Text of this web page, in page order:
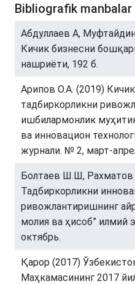
Bibliografik manbalar
Абдуллаев А,
Кичик бизнесни
нашриёти, 192 б.
Арипов О.А. (2019)
тадбиркорликни
ишбилармонлик
ва инновацион
журнали. № 2, март-
Болтаев Ш.Ш, Рахматов
Тадбиркорликни
ривожлантиришнинг
молия ва ҳисоб” илмий
октябрь.
Қарор (2017)
Маҳкамасининг 2017